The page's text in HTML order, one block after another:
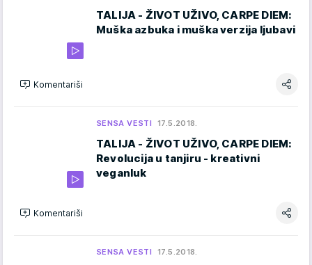
TALIJA - ŽIVOT UŽIVO, CARPE DIEM:
Muška azbuka i muška verzija ljubavi
Komentariši
SENSA VESTI 17.5.2018.
TALIJA - ŽIVOT UŽIVO, CARPE DIEM:
Revolucija u tanjiru - kreativni
veganluk
Komentariši
SENSA VESTI 17.5.2018.